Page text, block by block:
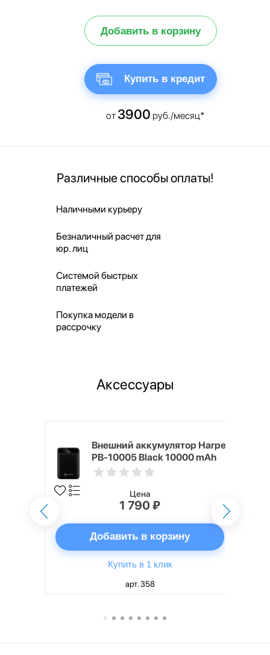
Добавить в корзину
Купить в кредит
от 3900 руб./месяц*
Различные способы оплаты!
Наличными курьеру
Безналичный расчет для
юр. лиц
Системой быстрых
платежей
Покупка модели в
рассрочку
Аксессуары
Внешний аккумулятор Harper
PB-10005 Black 10000 mAh
Цена
1 790 ₽
Добавить в корзину
Купить в 1 клик
арт. 358